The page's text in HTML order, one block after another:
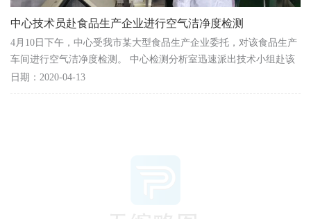
中心技术员赴食品生产企业进行空气洁净度检测
4月10日下午，中心受我市某大型食品生产企业委托，对该食品生产
车间进行空气洁净度检测。 中心检测分析室迅速派出技术小组赴该
企业生产现场，按照相关方法标准对车间的浮游菌、...
日期：2020-04-13